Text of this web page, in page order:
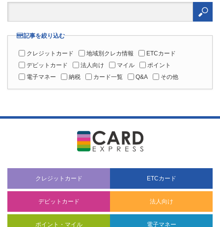
検
記事を絞り込む
クレジットカード 地域別クレカ情報
ETCカード
デビットカード
法人向け マイル
ポイント
電子マネー
納税 カード一覧 Q&A その他
クレジットカード ETCカード
デビットカード 法人向け
ポイント・マイル 電子マネー